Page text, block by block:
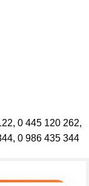
0 445 120 262,
0 986 435 344